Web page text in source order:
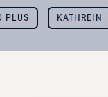
PLUS KATHREIN